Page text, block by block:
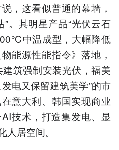
，这看似普通的幕墙，
。其明星产品“光伏云石
中温成型，大幅降低
能源性能指令》落地，
筑强制安装光伏，福美
电又保留建筑美学”的市
意大利、韩国实现商业
技术，打造集发电、显
居空间。